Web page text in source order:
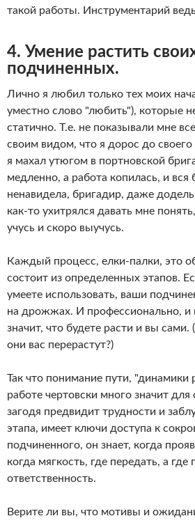
такой работы. Инструментарий
4. Умение растить
подчиненных.
Лично я любил только тех моих
уместно слово "любить"), которые
статично. Т.е. не показывали мне
своим видом, что я дорос до
я махал утюгом в портновской
медленно, а работа копилась, и вся
ненавидела, бригадир, даже
как-то ухитрялся давать мне
учусь и скоро выучусь.
Каждый процесс, елки-палки, это
состоит из определенных этапов.
умеете использовать, ваши
на дрожжах. И профессионально, и
значит, что будете расти и вы
они вас перерастут?)
Так что понимание пути, "динамики
работе чертовски много значит
загодя предвидит трудности и
этапа, имеет ключи доступа к
подчиненного, он знает, когда
когда мягкость, где передать, а где
ответственность.
Верите ли вы, что мотивы и